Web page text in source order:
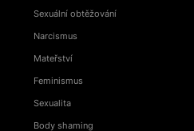
Sexuální obtěžování
Narcismus
Mateřství
Feminismus
Sexualita
Body shaming